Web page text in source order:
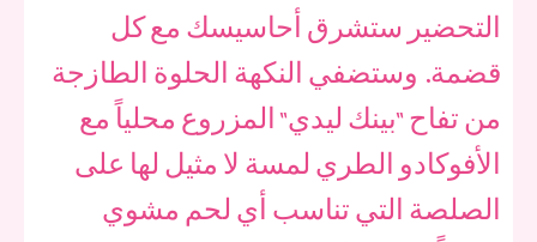
التحضير ستشرق أحاسيسك مع كل
قضمة. وستضفي النكهة الحلوة الطازجة
من تفاح "بينك ليدي" المزروع محلياً مع
الأفوكادو الطري لمسة لا مثيل لها على
الصلصة التي تناسب أي لحم مشوي